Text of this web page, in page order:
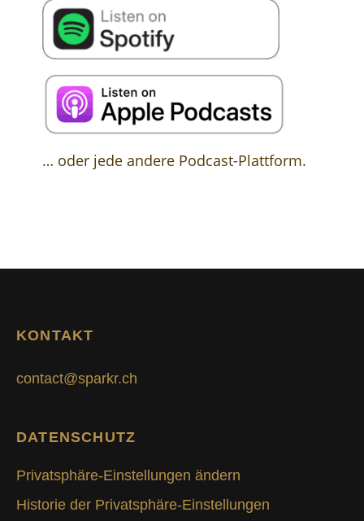
… oder jede andere Podcast-Plattform.
KONTAKT
contact@sparkr.ch
DATENSCHUTZ
Privatsphäre-Einstellungen ändern
Historie der Privatsphäre-Einstellungen